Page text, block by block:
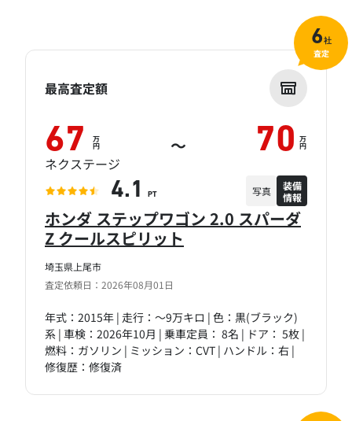
埼玉県上尾市
査定依頼日：2026年08月01日
ホンダ ステップワゴン 2.0 スパーダ
Z クールスピリット
年式：2015年 | 走行：～9万キロ | 色：黒(ブラック)
系 | 車検：2026年10月 | 乗車定員： 8名 | ドア： 5枚 |
燃料：ガソリン | ミッション：CVT | ハンドル：右 |
修復歴：修復済
最高査定額
67 万
円 ～ 70 万
円
ネクステージ
4.1 PT 写真
装備
情報
6社
査定